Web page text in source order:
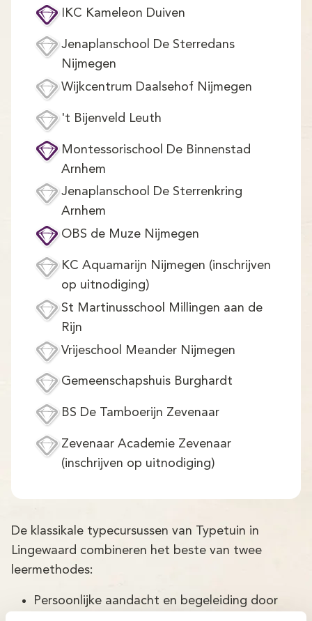
IKC Kameleon Duiven
Jenaplanschool De Sterredans
Nijmegen
Wijkcentrum Daalsehof Nijmegen
't Bijenveld Leuth
Montessorischool De Binnenstad
Arnhem
Jenaplanschool De Sterrenkring
Arnhem
OBS de Muze Nijmegen
KC Aquamarijn Nijmegen (inschrijven
op uitnodiging)
St Martinusschool Millingen aan de
Rijn
Vrijeschool Meander Nijmegen
Gemeenschapshuis Burghardt
BS De Tamboerijn Zevenaar
Zevenaar Academie Zevenaar
(inschrijven op uitnodiging)
De klassikale typecursussen van Typetuin in
Lingewaard combineren het beste van twee
leermethodes:
Persoonlijke aandacht en begeleiding door